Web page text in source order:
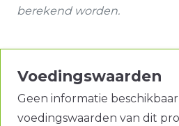
berekend worden.
Voedingswaarden
Geen informatie
voedingswaarden van dit